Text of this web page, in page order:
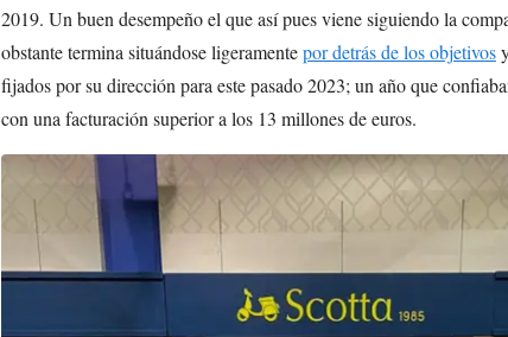
2019. Un buen desempeño el que así pues viene siguiendo la
obstante termina situándose ligeramentepor detrás de los objetivos
fijados por su dirección para este pasado 2023; un año que
con una facturación superior a los 13 millones de euros.